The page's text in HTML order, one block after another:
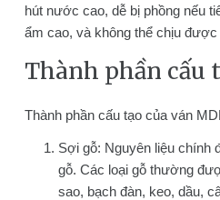
hút nước cao, dễ bị phồng nếu
ẩm cao, và không thể chịu
Thành phần cấu
Thành phần cấu tạo của ván
Sợi gỗ: Nguyên liệu chính
gỗ. Các loại gỗ thường
sao, bạch đàn, keo, dầu,